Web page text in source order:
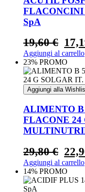
SpA
19,60€
Aggiungi al carrello
23% PROMO
Aggiungi alla
ALIMENTO
FLACONE 24
29,80€
Aggiungi al carrello
14% PROMO